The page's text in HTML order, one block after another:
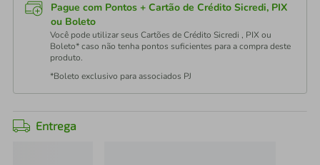
Pague com Pontos + Cartão de Crédito Sicredi, PIX
ou Boleto
Você pode utilizar seus Cartões de Crédito Sicredi , PIX ou
Boleto* caso não tenha pontos suficientes para a compra deste
produto.
*Boleto exclusivo para associados PJ
Entrega